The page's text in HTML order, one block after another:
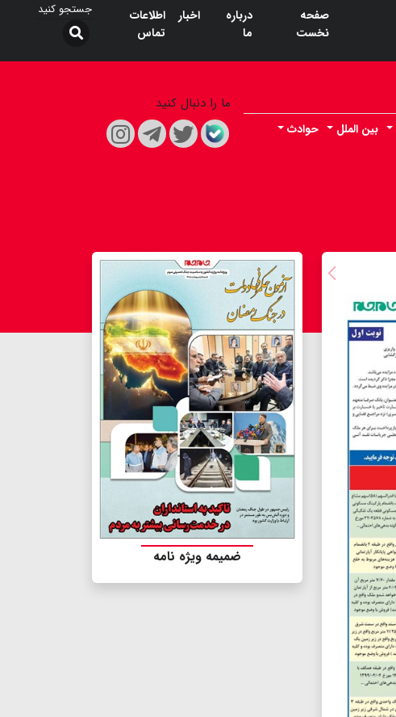
صفحه
نخست
درباره
ما
اخبار
اطلاعات
تماس
بین الملل
حوادث
ما را دنبال کنید
ضمیمه ویژه نامه